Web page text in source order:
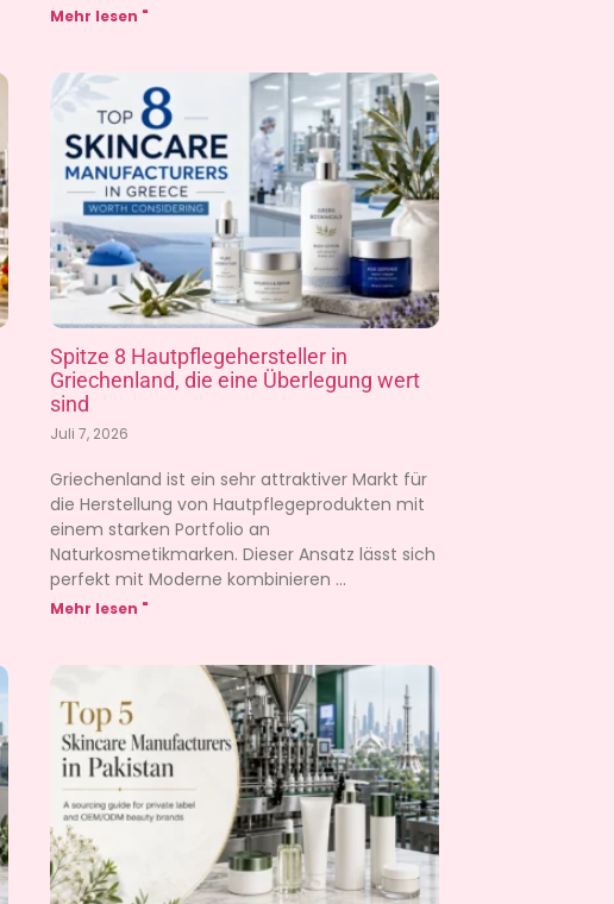
Mehr lesen "
Spitze 8 Hautpflegehersteller in
Griechenland, die eine Überlegung wert
sind
Juli 7, 2026
Griechenland ist ein sehr attraktiver Markt für
die Herstellung von Hautpflegeprodukten mit
einem starken Portfolio an
Naturkosmetikmarken. Dieser Ansatz lässt sich
perfekt mit Moderne kombinieren
Mehr lesen "